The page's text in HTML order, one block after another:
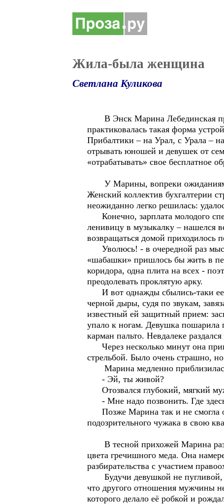
Жила-была женщина
Светлана Куликова
В Энск Марина Лебединская
практиковалась такая форма
Прибалтики – на Урал, с Урала –
отрывать юношей и девушек от
«отрабатывать» свое бесплатное
У Марины, вопреки ожиданиям,
Женский коллектив бухгалтерии
неожиданно легко решилась:
Конечно, зарплата молодого
ленивицу в музыкалку – нашелся
возвращаться домой приходилось
Уволюсь! - в очередной раз
«шабашки» пришлось бы жить в
коридора, одна плита на всех -
преодолевать проклятую арку.
И вот однажды сбылись-таки ее
черной дыры, судя по звукам,
известный ей защитный прием:
упало к ногам. Девушка пошарила
карман пальто. Невдалеке
Через несколько минут она
стрельбой. Было очень страшно,
Марина медленно
- Эй, ты живой?
Отозвался глубокий, мягкий
- Мне надо позвонить. Где
Позже Марина так и не смогла
подозрительного чужака в свою
В тесной прихожей Марина
цвета гречишного меда. Она
разбирательства с участием
Будучи девушкой не пугливой,
что другого отношения мужчины
которого делало её робкой и